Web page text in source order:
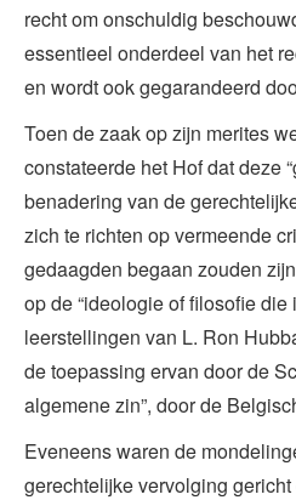
recht om onschuldig
essentieel onderdeel van het
en wordt ook gegarandeerd
Toen de zaak op zijn merites
constateerde het Hof dat deze
benadering van de
zich te richten op vermeende
gedaagden begaan zouden
op de “ideologie of filosofie
leerstellingen van L. Ron
de toepassing ervan door de
algemene zin”, door de
Eveneens waren de
gerechtelijke vervolging